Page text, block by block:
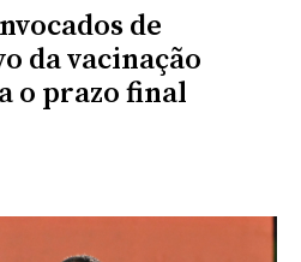
de
da vacinação
o prazo final